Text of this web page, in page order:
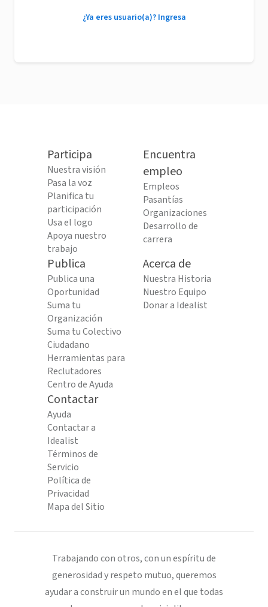
¿Ya eres usuario(a)? Ingresa
Participa
Nuestra visión
Pasa la voz
Planifica tu
participación
Usa el logo
Apoya nuestro
trabajo
Encuentra
empleo
Empleos
Pasantías
Organizaciones
Desarrollo de
carrera
Publica
Publica una
Oportunidad
Suma tu
Organización
Suma tu Colectivo
Ciudadano
Herramientas para
Reclutadores
Centro de Ayuda
Acerca de
Nuestra Historia
Nuestro Equipo
Donar a Idealist
Contactar
Ayuda
Contactar a
Idealist
Términos de
Servicio
Política de
Privacidad
Mapa del Sitio
Trabajando con otros, con un espíritu de
generosidad y respeto mutuo, queremos
ayudar a construir un mundo en el que todas